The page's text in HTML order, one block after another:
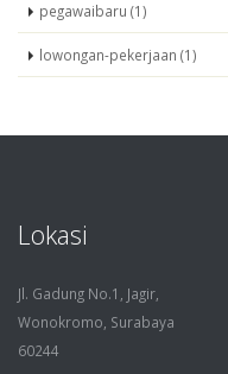
pegawaibaru (1)
lowongan-pekerjaan (1)
Lokasi
Jl. Gadung No.1, Jagir,
Wonokromo, Surabaya
60244